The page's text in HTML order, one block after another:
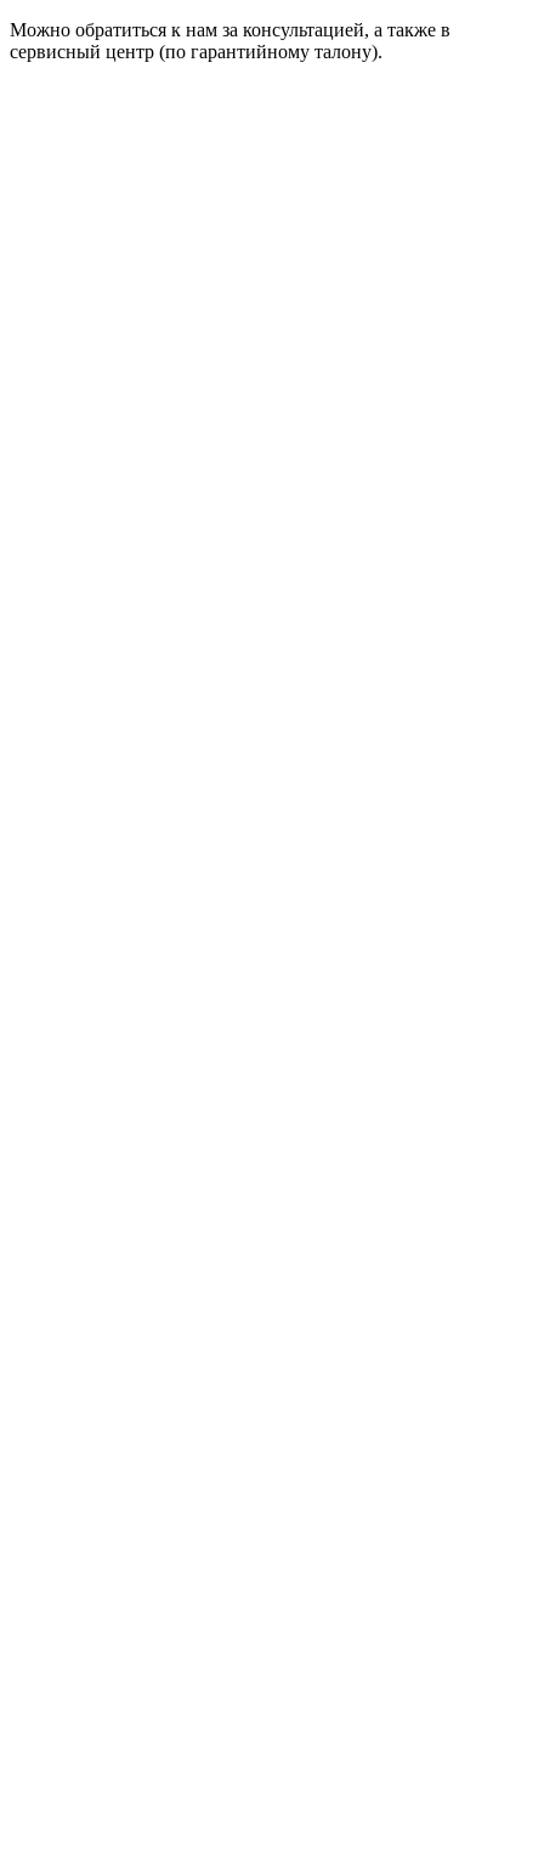
Можно обратиться к нам за консультацией, а также в
сервисный центр (по гарантийному талону).